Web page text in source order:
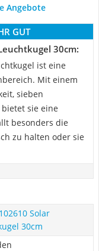
Angebote
GUT
30cm:
ist eine
Mit einem
sieben
sie eine
besonders die
zu halten oder sie
Solar
30cm